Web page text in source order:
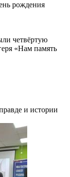
рождения
четвёртую
«Нам память
и истории